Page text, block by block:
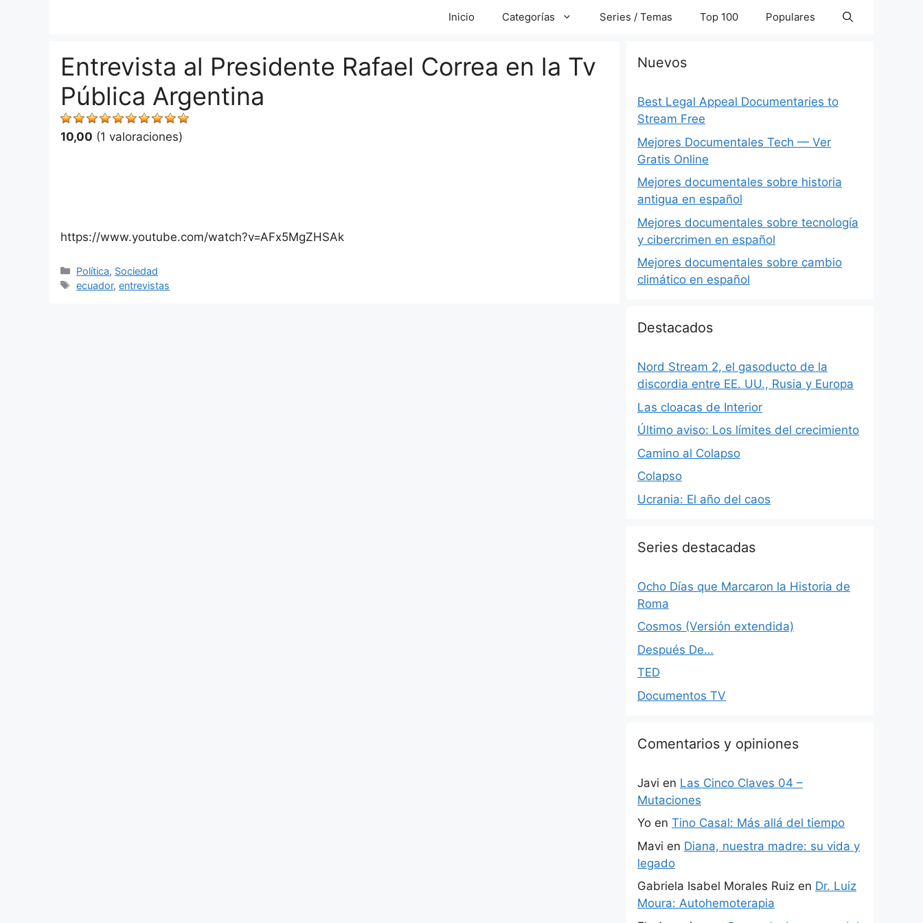
Inicio Categorías Series / Temas Top 100 Populares
Entrevista al Presidente Rafael Correa en la Tv
Pública Argentina
10,00 (1 valoraciones)
https://www.youtube.com/watch?v=AFx5MgZHSAk
Categorías
Política, Sociedad
Etiquetas
ecuador,entrevistas
Nuevos
Best Legal Appeal Documentaries to
Stream Free
Mejores Documentales Tech — Ver
Gratis Online
Mejores documentales sobre historia
antigua en español
Mejores documentales sobre tecnología
y cibercrimen en español
Mejores documentales sobre cambio
climático en español
Destacados
Nord Stream 2, el gasoducto de la
discordia entre EE. UU., Rusia y Europa
Las cloacas de Interior
Último aviso: Los límites del crecimiento
Camino al Colapso
Colapso
Ucrania: El año del caos
Series destacadas
Ocho Días que Marcaron la Historia de
Roma
Cosmos (Versión extendida)
Después De…
TED
Documentos TV
Comentarios y opiniones
Javi en Las Cinco Claves 04 –
Mutaciones
Yo en Tino Casal: Más allá del tiempo
Mavi en Diana, nuestra madre: su vida y
legado
Gabriela Isabel Morales Ruiz en Dr. Luiz
Moura: Autohemoterapia